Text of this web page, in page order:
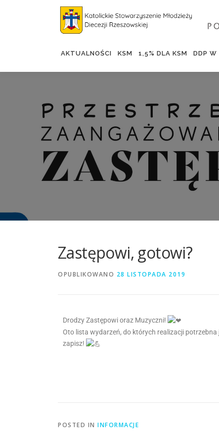
AKTUALNOŚCI KSM 1,5% DLA KSM DDP W
Zastępowi, gotowi?
OPUBLIKOWANO 28 LISTOPADA 2019
Drodzy Zastępowi oraz Muzyczni!
Oto lista wydarzeń, do których realizacji
zapisz!
POSTED IN INFORMACJE